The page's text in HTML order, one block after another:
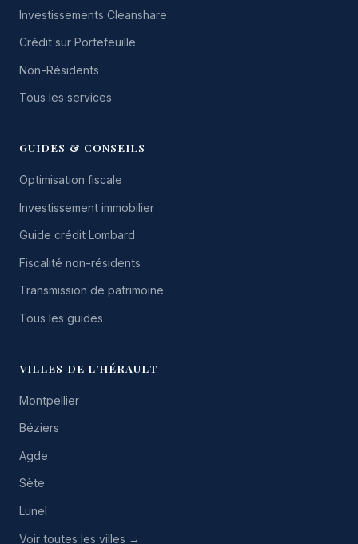
Investissements Cleanshare
Crédit sur Portefeuille
Non-Résidents
Tous les services
GUIDES & CONSEILS
Optimisation fiscale
Investissement immobilier
Guide crédit Lombard
Fiscalité non-résidents
Transmission de patrimoine
Tous les guides
VILLES DE L'HÉRAULT
Montpellier
Béziers
Agde
Sète
Lunel
Voir toutes les villes →